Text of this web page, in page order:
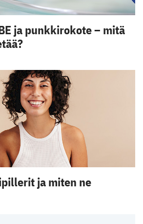
ja punkkirokote – mitä
ja miten ne